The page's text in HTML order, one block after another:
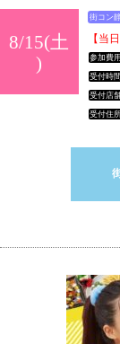
8/15(土
)
街コン
【当
参加費用
受付時間
受付店
受付住